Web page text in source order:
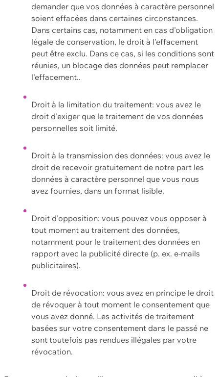
demander que vos données à caractère personnel
soient effacées dans certaines circonstances.
Dans certains cas, notamment en cas d'obligation
légale de conservation, le droit à l'effacement
peut être exclu. Dans ce cas, si les conditions sont
réunies, un blocage des données peut remplacer
l'effacement..
Droit à la limitation du traitement: vous avez le
droit d'exiger que le traitement de vos données
personnelles soit limité.
Droit à la transmission des données: vous avez le
droit de recevoir gratuitement de notre part les
données à caractère personnel que vous nous
avez fournies, dans un format lisible.
Droit d'opposition: vous pouvez vous opposer à
tout moment au traitement des données,
notamment pour le traitement des données en
rapport avec la publicité directe (p. ex. e-mails
publicitaires).
Droit de révocation: vous avez en principe le droit
de révoquer à tout moment le consentement que
vous avez donné. Les activités de traitement
basées sur votre consentement dans le passé ne
sont toutefois pas rendues illégales par votre
révocation.